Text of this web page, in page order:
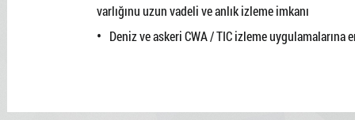
varlığınu uzun vadeli ve anlık izleme imkanı
Deniz ve askeri CWA / TIC izleme uygulamalarına